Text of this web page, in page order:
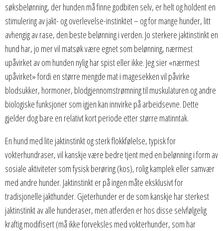
søksbelønning, der hunden må finne godbiten selv, er helt og holdent en
stimulering av jakt- og overlevelse-instinktet – og for mange hunder, litt
avhengig av rase, den beste belønning i verden. Jo sterkere jaktinstinkt en
hund har, jo mer vil matsøk være egnet som belønning, nærmest
upåvirket av om hunden nylig har spist eller ikke. Jeg sier «nærmest
upåvirket» fordi en større mengde mat i magesekken vil påvirke
blodsukker, hormoner, blodgjennomstrømning til muskulaturen og andre
biologiske funksjoner som igjen kan innvirke på arbeidsevne. Dette
gjelder dog bare en relativt kort periode etter større matinntak.
En hund med lite jaktinstinkt og sterk flokkfølelse, typisk for
vokterhundraser, vil kanskje være bedre tjent med en belønning i form av
sosiale aktiviteter som fysisk berøring (kos), rolig kamplek eller samvær
med andre hunder. Jaktinstinkt er på ingen måte eksklusivt for
tradisjonelle jakthunder. Gjeterhunder er de som kanskje har sterkest
jaktinstinkt av alle hunderaser, men atferden er hos disse selvfølgelig
kraftig modifisert (må ikke forveksles med vokterhunder, som har